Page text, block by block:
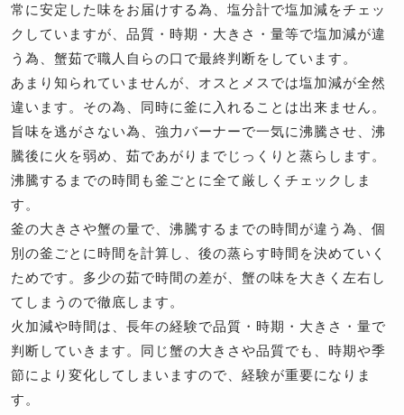
常に安定した味をお届けする為、塩分計で塩加減をチェッ
クしていますが、品質・時期・大きさ・量等で塩加減が違
う為、蟹茹で職人自らの口で最終判断をしています。
あまり知られていませんが、オスとメスでは塩加減が全然
違います。その為、同時に釜に入れることは出来ません。
旨味を逃がさない為、強力バーナーで一気に沸騰させ、沸
騰後に火を弱め、茹であがりまでじっくりと蒸らします。
沸騰するまでの時間も釜ごとに全て厳しくチェックしま
す。
釜の大きさや蟹の量で、沸騰するまでの時間が違う為、個
別の釜ごとに時間を計算し、後の蒸らす時間を決めていく
ためです。多少の茹で時間の差が、蟹の味を大きく左右し
てしまうので徹底します。
火加減や時間は、長年の経験で品質・時期・大きさ・量で
判断していきます。同じ蟹の大きさや品質でも、時期や季
節により変化してしまいますので、経験が重要になりま
す。